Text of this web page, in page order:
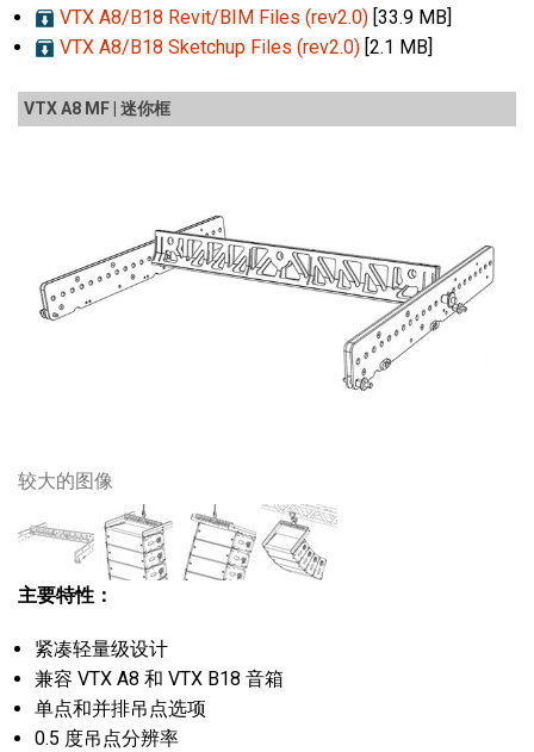
VTX A8/B18 Revit/BIM Files (rev2.0) [33.9 MB]
VTX A8/B18 Sketchup Files (rev2.0) [2.1 MB]
VTX A8 MF | 迷你框
较大的图像
主要特性：
紧凑轻量级设计
兼容 VTX A8 和 VTX B18 音箱
单点和并排吊点选项
0.5 度吊点分辨率